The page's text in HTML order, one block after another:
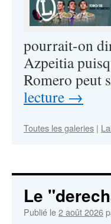
pourrait-on
Azpeitia
Romero peut
lecture →
Toutes les galeries |
Le
Publié le2 août 2026